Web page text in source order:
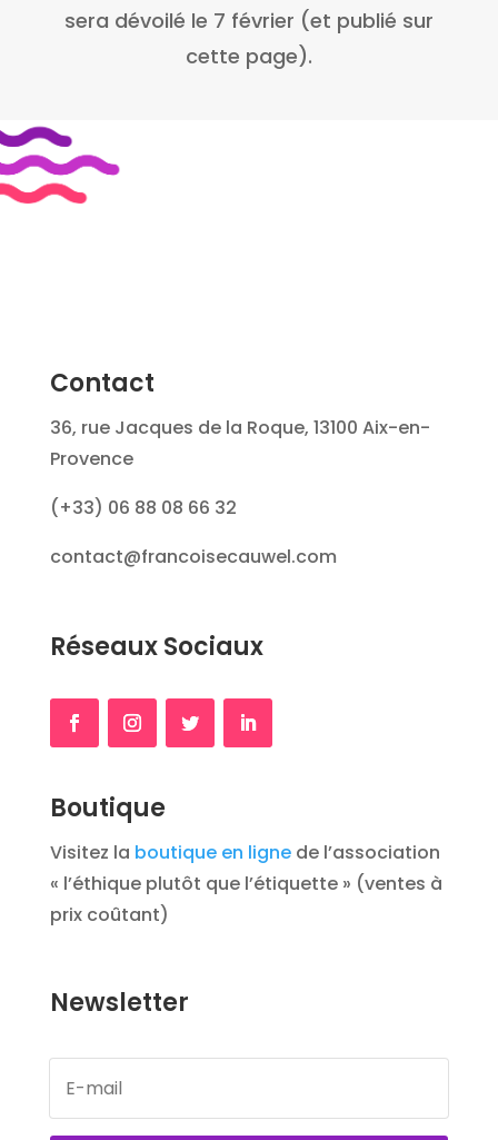
sera dévoilé le 7 février (et publié sur
cette page).
Contact
36, rue Jacques de la Roque, 13100 Aix-en-
Provence
(+33) 06 88 08 66 32
contact@francoisecauwel.com
Réseaux Sociaux
Boutique
Visitez la boutique en lignede l’association
« l’éthique plutôt que l’étiquette » (ventes à
prix coûtant)
Newsletter